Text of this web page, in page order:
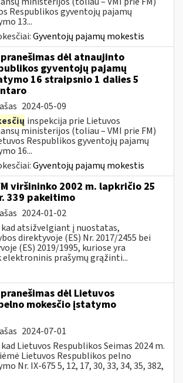
Respublikos gyventojų pajamų
13...
Gyventojų pajamų mokestis
dėl atnaujinto
gyventojų pajamų
16 straipsnio 1 dalies 5
2024-05-09
inspekcija prie Lietuvos
ministerijos (toliau – VMI prie FM)
Respublikos gyventojų pajamų
16...
Gyventojų pajamų mokestis
viršininko 2002 m. lapkričio 25
339 pakeitimo
2024-01-02
atsižvelgiant į nuostatas,
direktyvoje (ES) Nr. 2017/2455 bei
(ES) 2019/1995, kuriose yra
prašymų grąžinti...
dėl Lietuvos
mokesčio įstatymo
2024-07-01
Lietuvos Respublikos Seimas 2024 m.
Lietuvos Respublikos pelno
Nr. IX-675 5, 12, 17, 30, 33, 34, 35, 382,